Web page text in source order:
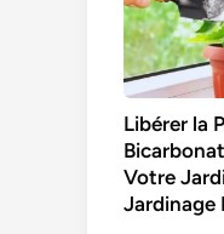
Libérer la
Votre
Jardinage